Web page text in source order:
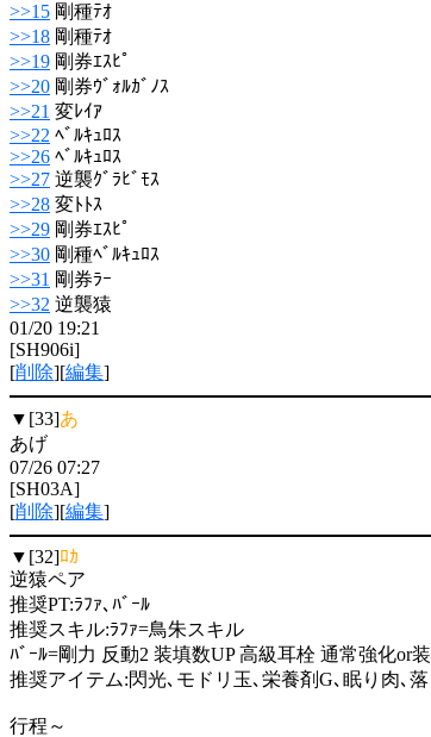
>>15 剛種ﾃｵ
>>18 剛種ﾃｵ
>>19 剛券ｴｽﾋﾟ
>>20 剛券ｳﾞｫﾙｶﾞﾉｽ
>>21 変ﾚｲｱ
>>22 ﾍﾞﾙｷｭﾛｽ
>>26 ﾍﾞﾙｷｭﾛｽ
>>27 逆襲ｸﾞﾗﾋﾞﾓｽ
>>28 変ﾄﾄｽ
>>29 剛券ｴｽﾋﾟ
>>30 剛種ﾍﾞﾙｷｭﾛｽ
>>31 剛券ﾗｰ
>>32 逆襲猿
01/20 19:21
[SH906i]
[削除][編集]
▼[33]あ
あげ
07/26 07:27
[SH03A]
[削除][編集]
▼[32]ﾛｶ
逆猿ペア
推奨PT:ﾗﾌｧ､ﾊﾞｰﾙ
推奨スキル:ﾗﾌｧ=鳥朱スキル
ﾊﾞｰﾙ=剛力 反動2 装填数UP 高級耳栓 通常強化or
推奨アイテム:閃光､モドリ玉､栄養剤G､眠り肉､
行程～